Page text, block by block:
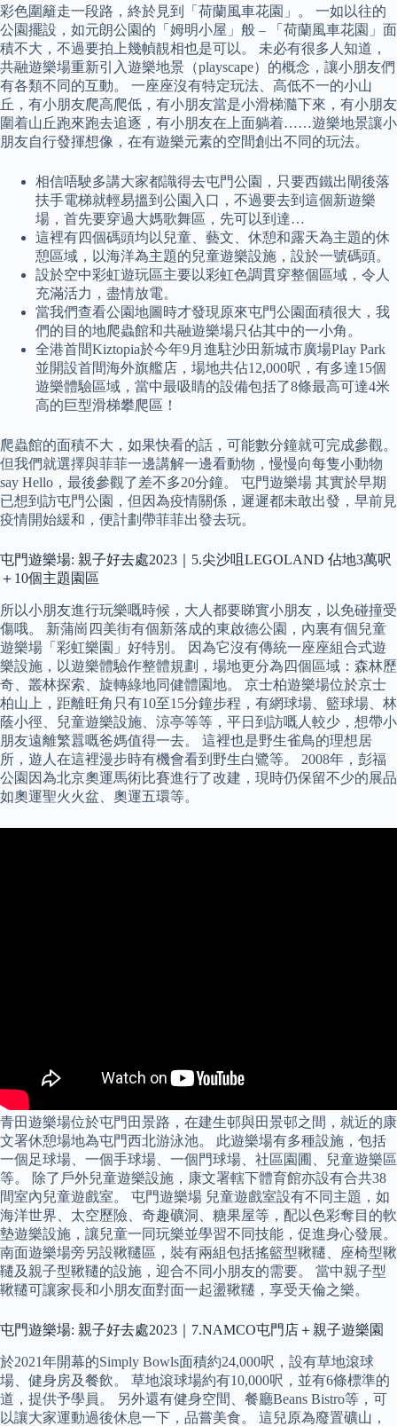
彩色圍籬走一段路，終於見到「荷蘭風車花園」。 一如以往的
公園擺設，如元朗公園的「姆明小屋」般 – 「荷蘭風車花園」面
積不大，不過要拍上幾幀靚相也是可以。 未必有很多人知道，
共融遊樂場重新引入遊樂地景（playscape）的概念，讓小朋友們
有各類不同的互動。 一座座沒有特定玩法、高低不一的小山
丘，有小朋友爬高爬低，有小朋友當是小滑梯瀡下來，有小朋友
圍着山丘跑來跑去追逐，有小朋友在上面躺着……遊樂地景讓小
朋友自行發揮想像，在有遊樂元素的空間創出不同的玩法。
相信唔駛多講大家都識得去屯門公園，只要西鐵出閘後落
扶手電梯就輕易搵到公園入口，不過要去到這個新遊樂
場，首先要穿過大媽歌舞區，先可以到達…
這裡有四個碼頭均以兒童、藝文、休憩和露天為主題的休
憩區域，以海洋為主題的兒童遊樂設施，設於一號碼頭。
設於空中彩虹遊玩區主要以彩虹色調貫穿整個區域，令人
充滿活力，盡情放電。
當我們查看公園地圖時才發現原來屯門公園面積很大，我
們的目的地爬蟲館和共融遊樂場只佔其中的一小角。
全港首間Kiztopia於今年9月進駐沙田新城市廣場Play Park
並開設首間海外旗艦店，場地共佔12,000呎，有多達15個
遊樂體驗區域，當中最吸睛的設備包括了8條最高可達4米
高的巨型滑梯攀爬區！
爬蟲館的面積不大，如果快看的話，可能數分鐘就可完成參觀。
但我們就選擇與菲菲一邊講解一邊看動物，慢慢向每隻小動物
say Hello，最後參觀了差不多20分鐘。 屯門遊樂場 其實於早期
已想到訪屯門公園，但因為疫情關係，遲遲都未敢出發，早前見
疫情開始緩和，便計劃帶菲菲出發去玩。
屯門遊樂場: 親子好去處2023｜5.尖沙咀LEGOLAND 佔地3萬呎
＋10個主題園區
所以小朋友進行玩樂嘅時候，大人都要睇實小朋友，以免碰撞受
傷哦。 新蒲崗四美街有個新落成的東啟德公園，內裏有個兒童
遊樂場「彩虹樂園」好特別。 因為它沒有傳統一座座組合式遊
樂設施，以遊樂體驗作整體規劃，場地更分為四個區域：森林歷
奇、叢林探索、旋轉綠地同健體園地。 京士柏遊樂場位於京士
柏山上，距離旺角只有10至15分鐘步程，有網球場、籃球場、林
蔭小徑、兒童遊樂設施、涼亭等等，平日到訪嘅人較少，想帶小
朋友遠離繁囂嘅爸媽值得一去。 這裡也是野生雀鳥的理想居
所，遊人在這裡漫步時有機會看到野生白鷺等。 2008年，彭福
公園因為北京奧運馬術比賽進行了改建，現時仍保留不少的展品
如奧運聖火火盆、奧運五環等。
青田遊樂場位於屯門田景路，在建生邨與田景邨之間，就近的康
文署休憩場地為屯門西北游泳池。 此遊樂場有多種設施，包括
一個足球場、一個手球場、一個門球場、社區園圃、兒童遊樂區
等。 除了戶外兒童遊樂設施，康文署轄下體育館亦設有合共38
間室內兒童遊戲室。 屯門遊樂場 兒童遊戲室設有不同主題，如
海洋世界、太空歷險、奇趣礦洞、糖果屋等，配以色彩奪目的軟
墊遊樂設施，讓兒童一同玩樂並學習不同技能，促進身心發展。
南面遊樂場旁另設鞦韆區，裝有兩組包括搖籃型鞦韆、座椅型鞦
韆及親子型鞦韆的設施，迎合不同小朋友的需要。 當中親子型
鞦韆可讓家長和小朋友面對面一起盪鞦韆，享受天倫之樂。
屯門遊樂場: 親子好去處2023｜7.NAMCO屯門店＋親子遊樂園
於2021年開幕的Simply Bowls面積約24,000呎，設有草地滾球
場、健身房及餐飲。 草地滾球場約有10,000呎，並有6條標準的
道，提供予學員。 另外還有健身空間、餐廳Beans Bistro等，可
以讓大家運動過後休息一下，品嘗美食。 這兒原為廢置礦山，